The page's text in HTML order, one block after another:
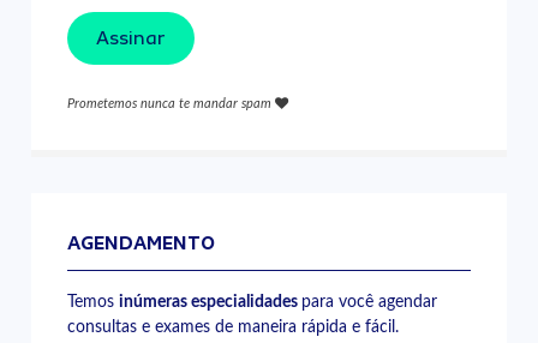
Assinar
Prometemos nunca te mandar spam
AGENDAMENTO
Temosinúmeras especialidades para você agendar
consultas e exames de maneira rápida e fácil.